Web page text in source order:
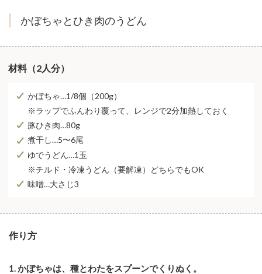
かぼちゃとひき肉のうどん
材料（2人分）
かぼちゃ…1/8個（200g）
※ラップでふんわり覆って、レンジで2分加熱しておく
豚ひき肉…80g
煮干し…5〜6尾
ゆでうどん…1玉
※チルド・冷凍うどん（要解凍）どちらでもOK
味噌…大さじ3
作り方
1.かぼちゃは、種とわたをスプーンでくりぬく。